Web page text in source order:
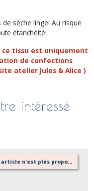
séche linge! Au risque
étanchéité!
ce tissu est uniquement
de confections
atelier Jules & Alice )
intéressé
Cet article n'est plus proposé, retournez au menu principal ou contactez moi!